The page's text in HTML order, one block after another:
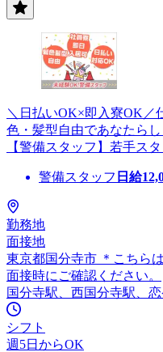
＼日払いOK×即入寮OK／
色・髪型自由であなたら
【警備スタッフ】若手ス
警備スタッフ 日給
勤務地
面接地
東京都国分寺市 ＊こちら
面接時にご確認ください。
国分寺駅、西国分寺駅、
シフト
週5日からOK